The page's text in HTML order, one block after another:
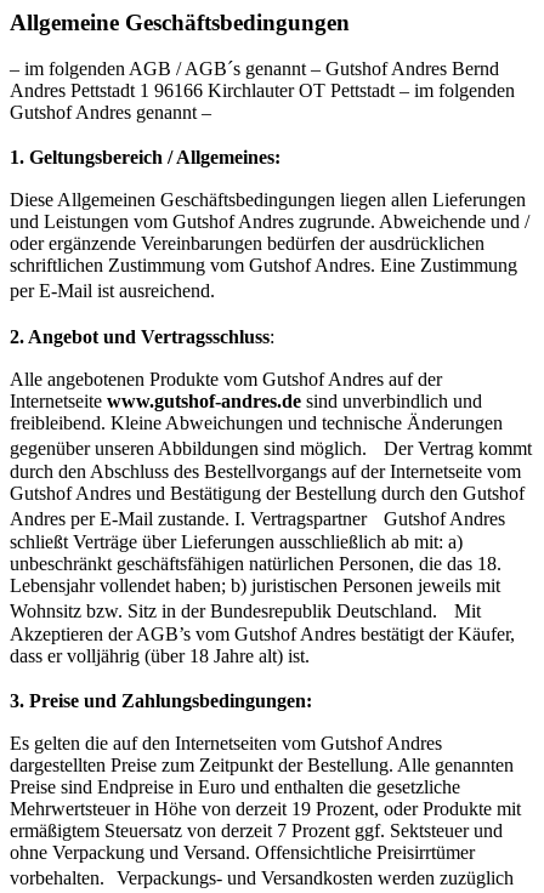
Allgemeine Geschäftsbedingungen
– im folgenden AGB / AGB´s genannt – Gutshof Andres Bernd
Andres Pettstadt 1 96166 Kirchlauter OT Pettstadt – im folgenden
Gutshof Andres genannt –
1. Geltungsbereich / Allgemeines:
Diese Allgemeinen Geschäftsbedingungen liegen allen Lieferungen
und Leistungen vom Gutshof Andres zugrunde. Abweichende und /
oder ergänzende Vereinbarungen bedürfen der ausdrücklichen
schriftlichen Zustimmung vom Gutshof Andres. Eine Zustimmung
per E-Mail ist ausreichend.
2. Angebot und Vertragsschluss:
Alle angebotenen Produkte vom Gutshof Andres auf der
Internetseite www.gutshof-andres.de sind unverbindlich und
freibleibend. Kleine Abweichungen und technische Änderungen
gegenüber unseren Abbildungen sind möglich. Der Vertrag kommt
durch den Abschluss des Bestellvorgangs auf der Internetseite vom
Gutshof Andres und Bestätigung der Bestellung durch den Gutshof
Andres per E-Mail zustande. I. Vertragspartner Gutshof Andres
schließt Verträge über Lieferungen ausschließlich ab mit: a)
unbeschränkt geschäftsfähigen natürlichen Personen, die das 18.
Lebensjahr vollendet haben; b) juristischen Personen jeweils mit
Wohnsitz bzw. Sitz in der Bundesrepublik Deutschland. Mit
Akzeptieren der AGB’s vom Gutshof Andres bestätigt der Käufer,
dass er volljährig (über 18 Jahre alt) ist.
3. Preise und Zahlungsbedingungen:
Es gelten die auf den Internetseiten vom Gutshof Andres
dargestellten Preise zum Zeitpunkt der Bestellung. Alle genannten
Preise sind Endpreise in Euro und enthalten die gesetzliche
Mehrwertsteuer in Höhe von derzeit 19 Prozent, oder Produkte mit
ermäßigtem Steuersatz von derzeit 7 Prozent ggf. Sektsteuer und
ohne Verpackung und Versand. Offensichtliche Preisirrtümer
vorbehalten. Verpackungs- und Versandkosten werden zuzüglich